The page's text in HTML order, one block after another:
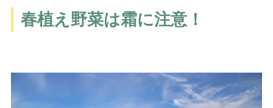
春植え野菜は霜に注意！